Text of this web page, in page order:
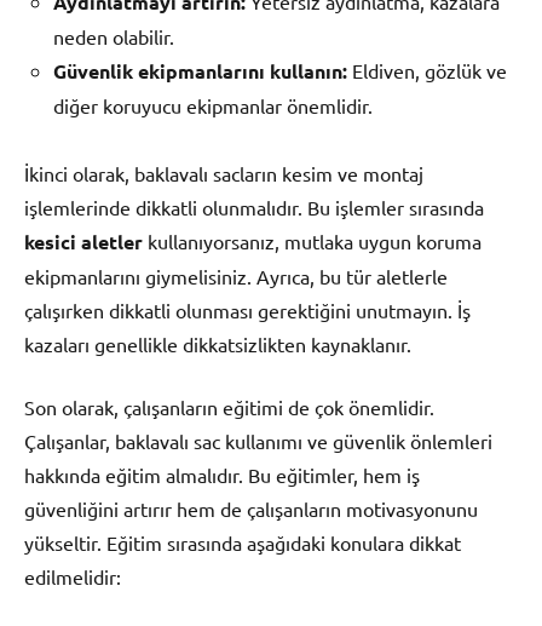
neden olabilir.
Güvenlik ekipmanlarını kullanın: Eldiven, gözlük ve
diğer koruyucu ekipmanlar önemlidir.
İkinci olarak, baklavalı sacların kesim ve montaj
işlemlerinde dikkatli olunmalıdır. Bu işlemler sırasında
kesici aletler kullanıyorsanız, mutlaka uygun koruma
ekipmanlarını giymelisiniz. Ayrıca, bu tür aletlerle
çalışırken dikkatli olunması gerektiğini unutmayın. İş
kazaları genellikle dikkatsizlikten kaynaklanır.
Son olarak, çalışanların eğitimi de çok önemlidir.
Çalışanlar, baklavalı sac kullanımı ve güvenlik önlemleri
hakkında eğitim almalıdır. Bu eğitimler, hem iş
güvenliğini artırır hem de çalışanların motivasyonunu
yükseltir. Eğitim sırasında aşağıdaki konulara dikkat
edilmelidir: